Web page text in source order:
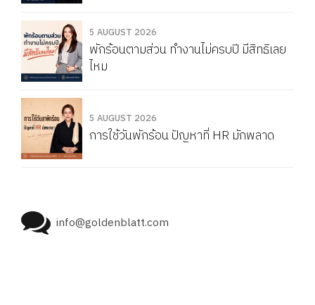
5 AUGUST 2026
พักร้อนตามส่วน ทำงานไม่ครบปี มีสิทธิเลย
ไหม
5 AUGUST 2026
การใช้วันพักร้อน ปัญหาที่ HR มักพลาด
info@goldenblatt.com